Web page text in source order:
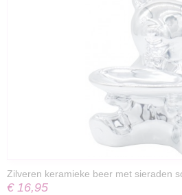
Zilveren keramieke beer met sieraden
€ 16,95